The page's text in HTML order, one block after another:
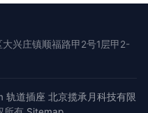
兴庄镇顺福路甲2号1层甲2-
轨道插座 北京揽承月科技有限